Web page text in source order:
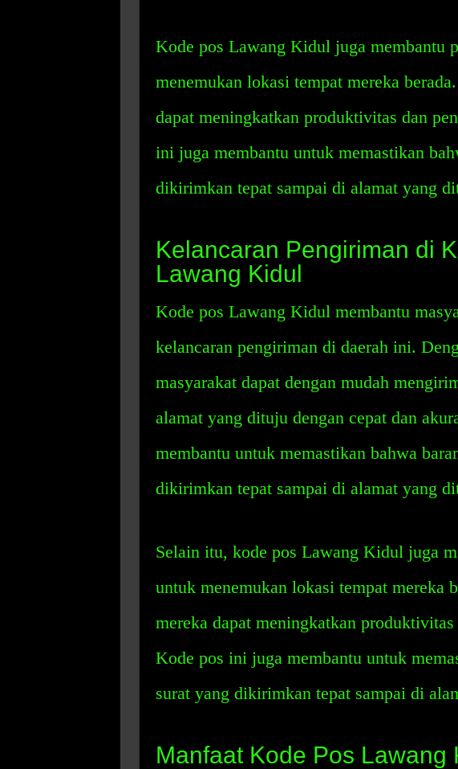
Kode pos Lawang Kidul juga membantu
menemukan lokasi tempat mereka
dapat meningkatkan produktivitas dan
ini juga membantu untuk memastikan
dikirimkan tepat sampai di alamat yang
Kelancaran Pengiriman di
Lawang Kidul
Kode pos Lawang Kidul membantu
kelancaran pengiriman di daerah ini.
masyarakat dapat dengan mudah
alamat yang dituju dengan cepat dan
membantu untuk memastikan bahwa
dikirimkan tepat sampai di alamat yang
Selain itu, kode pos Lawang Kidul juga
untuk menemukan lokasi tempat mereka
mereka dapat meningkatkan produktivitas
Kode pos ini juga membantu untuk
surat yang dikirimkan tepat sampai di
Manfaat Kode Pos Lawang